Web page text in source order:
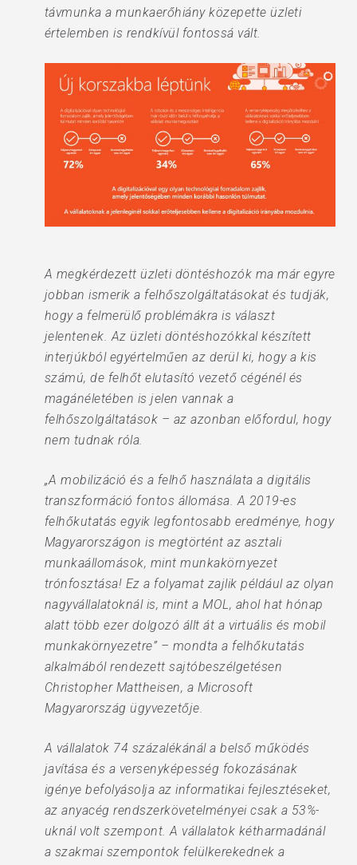
távmunka a munkaerőhiány közepette üzleti
értelemben is rendkívül fontossá vált.
A megkérdezett üzleti döntéshozók ma már egyre
jobban ismerik a felhőszolgáltatásokat és tudják,
hogy a felmerülő problémákra is választ
jelentenek. Az üzleti döntéshozókkal készített
interjúkból egyértelműen az derül ki, hogy a kis
számú, de felhőt elutasító vezető cégénél és
magánéletében is jelen vannak a
felhőszolgáltatások – az azonban előfordul, hogy
nem tudnak róla.
„A mobilizáció és a felhő használata a digitális
transzformáció fontos állomása. A 2019-es
felhőkutatás egyik legfontosabb eredménye, hogy
Magyarországon is megtörtént az asztali
munkaállomások, mint munkakörnyezet
trónfosztása! Ez a folyamat zajlik például az olyan
nagyvállalatoknál is, mint a MOL, ahol hat hónap
alatt több ezer dolgozó állt át a virtuális és mobil
munkakörnyezetre” – mondta a felhőkutatás
alkalmából rendezett sajtóbeszélgetésen
Christopher Mattheisen, a Microsoft
Magyarország ügyvezetője.
A vállalatok 74 százalékánál a belső működés
javítása és a versenyképesség fokozásának
igénye befolyásolja az informatikai fejlesztéseket,
az anyacég rendszerkövetelményei csak a 53%-
uknál volt szempont. A vállalatok kétharmadánál
a szakmai szempontok felülkerekednek a